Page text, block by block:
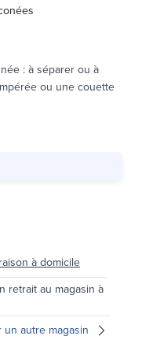
: à séparer ou à
ou une couette
à domicile
retrait au magasin à
un autre magasin